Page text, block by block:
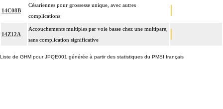
14C08B
Césariennes pour grossesse unique, avec autres
complications
14Z12A
Accouchements multiples par voie basse chez une multipare,
sans complication significative
Liste de GHM pour JPQE001 générée à partir des statistiques du PMSI français